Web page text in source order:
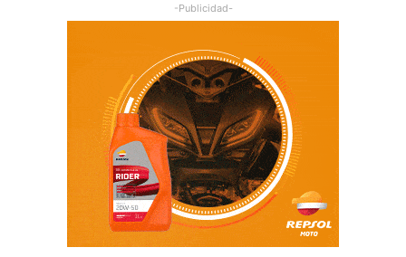
-Publicidad-